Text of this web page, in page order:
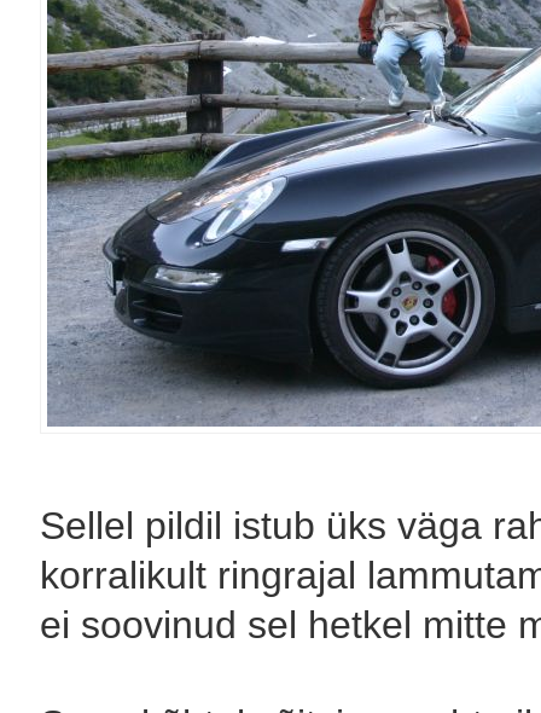
Sellel pildil istub üks väga
korralikult ringrajal
ei soovinud sel hetkel mitte